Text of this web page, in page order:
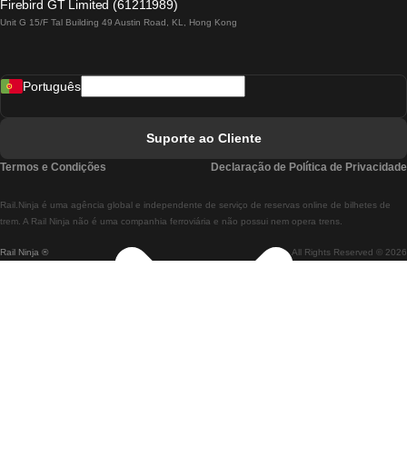
Comboios De Lisboa A Madrid
Comboios De Lisboa A Braga
Comboios De Braga A Lisboa
Firebird GT Limited (61211989)
Unit G 15/F Tal Building 49 Austin Road, KL, Hong Kong
Rail Ninja ® All Rights Reserved © 2026
Rail.Ninja é uma agência global e independente de serviço de reservas online de bilhetes de
trem. A Rail Ninja não é uma companhia ferroviária e não possui nem opera trens.
Português
Suporte ao Cliente
Termos e Condições Declaração de Política de Privacidade